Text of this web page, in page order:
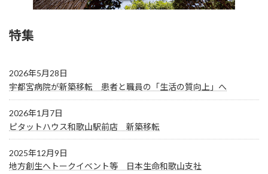
特集
2026年5月28日
宇都宮病院が新築移転 患者と職員の「生活の質向上」へ
2026年1月7日
ピタットハウス和歌山駅前店 新築移転
2025年12月9日
地方創生へトークイベント等 日本生命和歌山支社